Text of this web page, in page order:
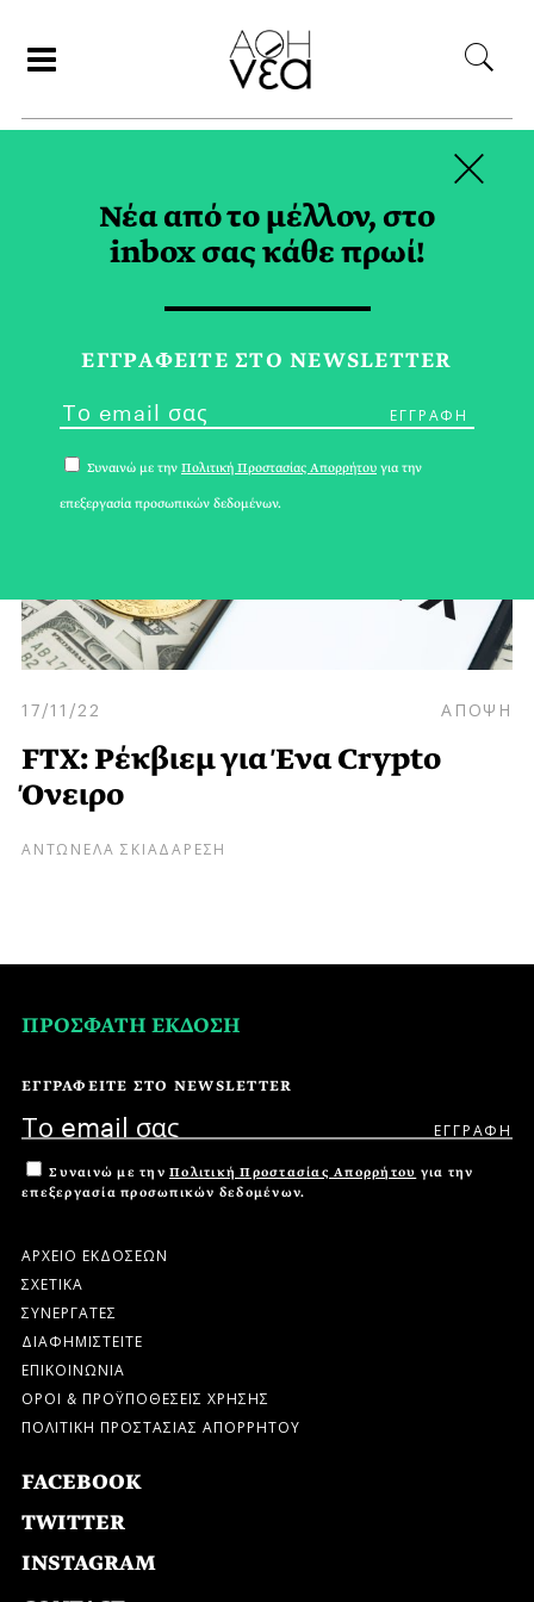
FTX TAG
17/11/22 ΑΠΟΨΗ
FTX: Ρέκβιεμ για Ένα Crypto
Όνειρο
ΑΝΤΩΝΕΛΑ ΣΚΙΑΔΑΡΕΣΗ
ΠΡΟΣΦΑΤΗ ΕΚΔΟΣΗ
ΕΓΓΡΑΦΕΙΤΕ ΣΤΟ NEWSLETTER
Συναινώ με την Πολιτική Προστασίας Απορρήτου για την
επεξεργασία προσωπικών δεδομένων.
ΑΡΧΕΙΟ ΕΚΔΟΣΕΩΝ
ΣΧΕΤΙΚΑ
ΣΥΝΕΡΓΑΤΕΣ
ΔΙΑΦΗΜΙΣΤΕΙΤΕ
ΕΠΙΚΟΙΝΩΝΙΑ
ΟΡΟΙ & ΠΡΟΫΠΟΘΕΣΕΙΣ ΧΡΗΣΗΣ
ΠΟΛΙΤΙΚΗ ΠΡΟΣΤΑΣΙΑΣ ΑΠΟΡΡΗΤΟΥ
FACEBOOK
TWITTER
INSTAGRAM
Νέα από το μέλλον, στο
inbox σας κάθε πρωί!
ΕΓΓPΑΦΕΙΤΕ ΣΤΟ NEWSLETTER
Συναινώ με την Πολιτική Προστασίας Απορρήτου για την
επεξεργασία προσωπικών δεδομένων.
×